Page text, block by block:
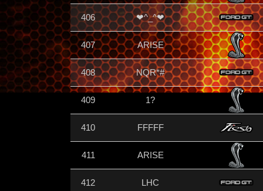
406 ❤^_^❤
407 ARISE
408 NQR*#
409 1?
410 FFFFF
411 ARISE
412 LHC